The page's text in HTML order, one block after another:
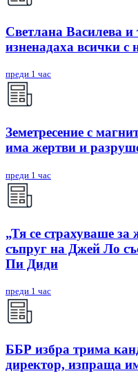
Светлана Василева и
изненадаха всички с
преди 1 час
Земетресение с
има жертви и
преди 1 час
„Тя се страхуваше
съпруг на Джей Ло
Пи Диди
преди 1 час
ББР избра трима
директор, изпраща